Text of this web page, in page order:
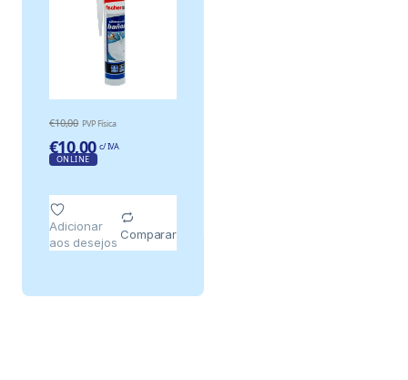
€10,00 PVP Física
€10,00 c/ IVA
ONLINE
Adicionar
aos desejos
Comparar